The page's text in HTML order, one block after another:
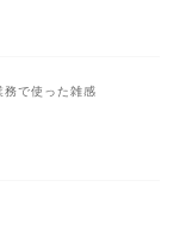
務で使った雑感